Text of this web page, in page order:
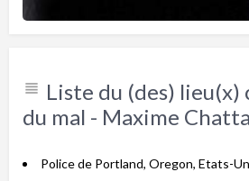
Liste du (des) lieu(x)
du mal - Maxime
Police de Portland, Oregon, Etats-